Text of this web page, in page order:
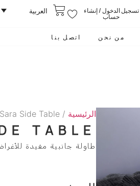
تسجيل الدخول / إنشاء
حساب
العربية
من نحن اتصل بنا
الرئيسية /
Side Table
TABLE
طاولة جانبية مفيدة